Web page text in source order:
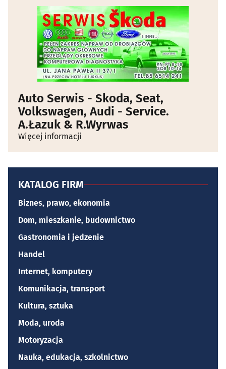
Auto Serwis - Skoda, Seat,
Volkswagen, Audi - Service.
A.Łazuk & R.Wyrwas
Więcej informacji
KATALOG FIRM
Biznes, prawo, ekonomia
Dom, mieszkanie, budownictwo
Gastronomia i jedzenie
Handel
Internet, komputery
Komunikacja, transport
Kultura, sztuka
Moda, uroda
Motoryzacja
Nauka, edukacja, szkolnictwo